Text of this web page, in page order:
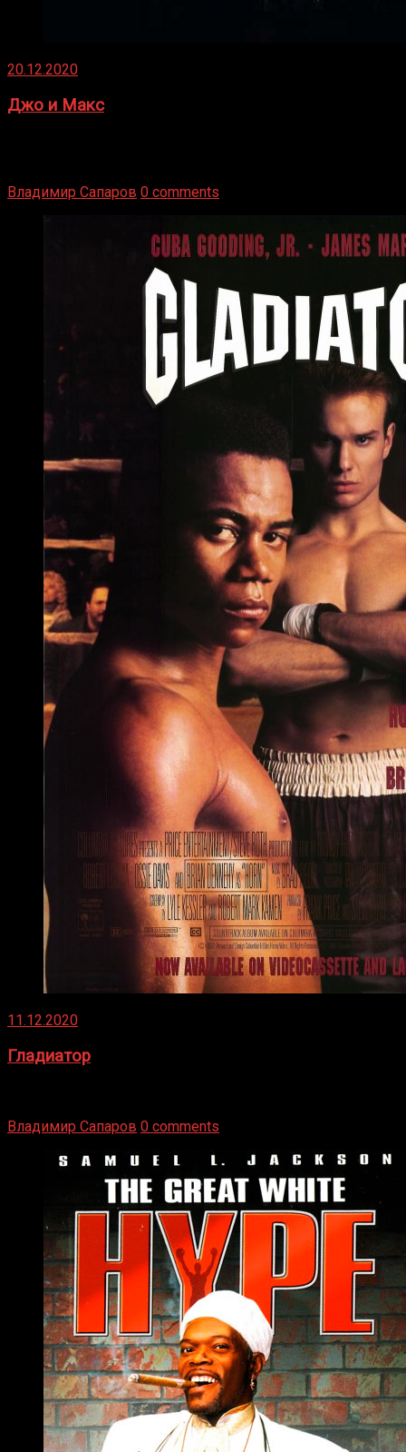
20.12.2020
Джо и Макс
Владимир Сапаров 0 comments
11.12.2020
Гладиатор
Владимир Сапаров 0 comments